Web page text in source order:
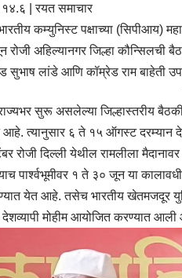
| रयत समाचार
कम्युनिस्ट पक्षाच्या (सिपीआय)
अहिल्यानगर जिल्हा कौन्सिलची
सुभाष लांडे आणि कॉम्रेड राम बाहेती
सुरू असलेल्या जिल्हास्तरीय
त्यानुसार ६ ते १५ ऑगस्ट दरम्यान
रोजी दिल्ली येथील रामलीला
पार्श्वभूमीवर १ ते ३० जून या
येत आहे. तसेच भारतीय खेतमजदूर
देशव्यापी मोहीम आयोजित करण्यात